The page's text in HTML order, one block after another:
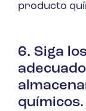
producto
6. Siga
químicos.